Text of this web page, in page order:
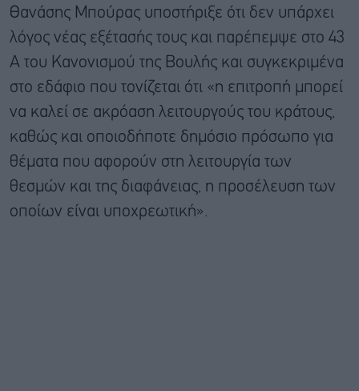
Θανάσης Μπούρας υποστήριξε ότι δεν υπάρχει
λόγος νέας εξέτασής τους και παρέπεμψε στο 43
Α του Κανονισμού της Βουλής και συγκεκριμένα
στο εδάφιο που τονίζεται ότι «η επιτροπή μπορεί
να καλεί σε ακρόαση λειτουργούς του κράτους,
καθώς και οποιοδήποτε δημόσιο πρόσωπο για
θέματα που αφορούν στη λειτουργία των
θεσμών και της διαφάνειας, η προσέλευση των
οποίων είναι υποχρεωτική».